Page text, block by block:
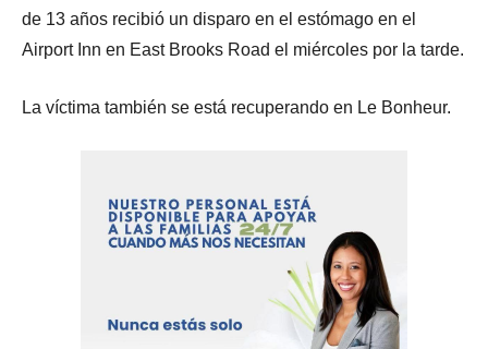
de 13 años recibió un disparo en el estómago en el
Airport Inn en East Brooks Road el miércoles por la tarde.
La víctima también se está recuperando en Le Bonheur.